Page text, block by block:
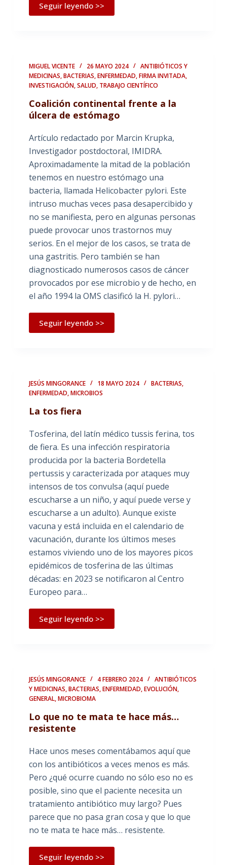
Seguir leyendo >>
MIGUEL VICENTE 26 MAYO 2024
ANTIBIÓTICOS Y
MEDICINAS,BACTERIAS,ENFERMEDAD,FIRMA INVITADA,
INVESTIGACIÓN,SALUD, TRABAJO CIENTÍFICO
Coalición continental frente a la
úlcera de estómago
Artículo redactado por Marcin Krupka,
Investigador postdoctoral, IMIDRA.
Aproximadamente la mitad de la población
tenemos en nuestro estómago una
bacteria, llamada Helicobacter pylori. Este
intruso muchas veces pasa desapercibido y
no se manifiesta, pero en algunas personas
puede provocar unos trastornos muy
serios. En el mejor de los casos, se trata de
una gastritis. Pero también se han
diagnosticado numerosos casos de cáncer
provocados por ese microbio y de hecho, en
el año 1994 la OMS clasificó la H. pylori…
Seguir leyendo >>
JESÚS MINGORANCE 18 MAYO 2024 BACTERIAS,
ENFERMEDAD,MICROBIOS
La tos fiera
Tosferina, del latín médico tussis ferina, tos
de fiera. Es una infección respiratoria
producida por la bacteria Bordetella
pertussis y caracterizada por ataques muy
intensos de tos convulsa (aquí puede
escucharse a un niño, y aquí puede verse y
escucharse a un adulto). Aunque existe
vacuna y está incluida en el calendario de
vacunación, durante los últimos meses
estamos viviendo uno de los mayores picos
epidémicos de tosferina de las últimas
décadas: en 2023 se notificaron al Centro
Europeo para…
Seguir leyendo >>
JESÚS MINGORANCE 4 FEBRERO 2024
ANTIBIÓTICOS
Y MEDICINAS,BACTERIAS,ENFERMEDAD,EVOLUCIÓN,
GENERAL,MICROBIOMA
Lo que no te mata te hace más…
resistente
Hace unos meses comentábamos aquí que
con los antibióticos a veces menos es más.
Pero ¿qué ocurre cuando no sólo eso no es
posible, sino que el paciente necesita un
tratamiento antibiótico muy largo? Pues
parece que no pasa gran cosa y que lo que
no te mata te hace más… resistente.
Seguir leyendo >>